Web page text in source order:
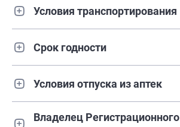
Условия транспортирования
Срок годности
Условия отпуска из аптек
Владелец Регистрационного